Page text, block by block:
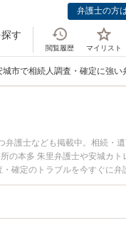
弁護士の方
す
閲覧履歴 マイリスト
城市で相続人調査・確定に強い
弁護士なども掲載中。相続・
の本多 朱里弁護士や安城カト
確定のトラブルを今すぐに弁
きる安城市内の弁護士に相談